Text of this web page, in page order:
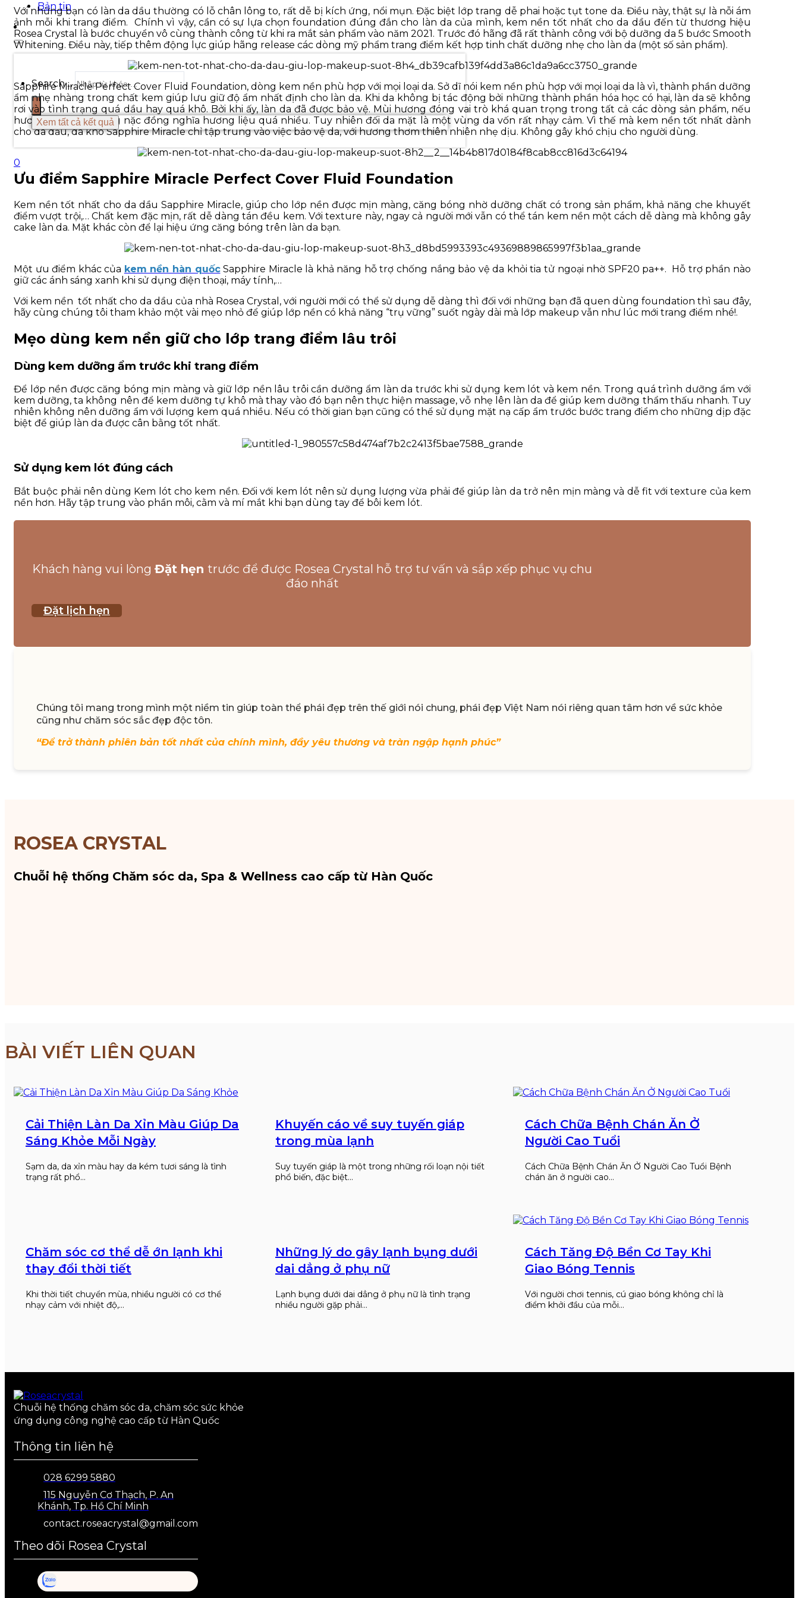
Bản tin
Search ...
Xem tất cả kết quả
0
Với những bạn có làn da dầu thường có lỗ chân lông to, rất dễ bị kích ứng, nổi mụn. Đặc biệt lớp trang dễ phai hoặc tụt tone da. Điều này, thật sự là nỗi ám
ảnh mỗi khi trang điểm. Chính vì vậy, cần có sự lựa chọn foundation đúng đắn cho làn da của mình, kem nền tốt nhất cho da dầu đến từ thương hiệu
Rosea Crystal là bước chuyển vô cùng thành công từ khi ra mắt sản phẩm vào năm 2021. Trước đó hãng đã rất thành công với bộ dưỡng da 5 bước Smooth
Whitening. Điều này, tiếp thêm động lực giúp hãng release các dòng mỹ phẩm trang điểm kết hợp tinh chất dưỡng nhẹ cho làn da (một số sản phẩm).
Sapphire Miracle Perfect Cover Fluid Foundation, dòng kem nền phù hợp với mọi loại da. Sở dĩ nói kem nền phù hợp với mọi loại da là vì, thành phần dưỡng
ẩm nhẹ nhàng trong chất kem giúp lưu giữ độ ẩm nhất định cho làn da. Khi da không bị tác động bởi những thành phần hóa học có hại, làn da sẽ không
rơi vào tình trạng quá dầu hay quá khô. Bởi khi ấy, làn da đã được bảo vệ. Mùi hương đóng vai trò khá quan trọng trong tất cả các dòng sản phẩm, nếu
hương quá đậm nồng nặc đồng nghĩa hương liệu quá nhiều. Tuy nhiên đối da mặt là một vùng da vốn rất nhạy cảm. Vì thế mà kem nền tốt nhất dành
cho da dầu, da khô Sapphire Miracle chỉ tập trung vào việc bảo vệ da, với hương thơm thiên nhiên nhẹ dịu. Không gây khó chịu cho người dùng.
Ưu điểm Sapphire Miracle Perfect Cover Fluid Foundation
Kem nền tốt nhất cho da dầu Sapphire Miracle, giúp cho lớp nền được mịn màng, căng bóng nhờ dưỡng chất có trong sản phẩm, khả năng che khuyết
điểm vượt trội,… Chất kem đặc mịn, rất dễ dàng tán đều kem. Với texture này, ngay cả người mới vẫn có thể tán kem nền một cách dễ dàng mà không gây
cake làn da. Mặt khác còn để lại hiệu ứng căng bóng trên làn da bạn.
Một ưu điểm khác của kem nền hàn quốcSapphire Miracle là khả năng hỗ trợ chống nắng bảo vệ da khỏi tia tử ngoại nhờ SPF20 pa++. Hỗ trợ phần nào
giữ các ánh sáng xanh khi sử dụng điện thoại, máy tính,…
Với kem nền tốt nhất cho da dầu của nhà Rosea Crystal, với người mới có thể sử dụng dễ dàng thì đối với những bạn đã quen dùng foundation thì sau đây,
hãy cùng chúng tôi tham khảo một vài mẹo nhỏ để giúp lớp nền có khả năng “trụ vững” suốt ngày dài mà lớp makeup vẫn như lúc mới trang điểm nhé!.
Mẹo dùng kem nền giữ cho lớp trang điểm lâu trôi
Dùng kem dưỡng ẩm trước khi trang điểm
Để lớp nền được căng bóng mịn màng và giữ lớp nền lâu trôi cần dưỡng ẩm làn da trước khi sử dụng kem lót và kem nền. Trong quá trình dưỡng ẩm với
kem dưỡng, ta không nên để kem dưỡng tự khô mà thay vào đó bạn nên thực hiện massage, vỗ nhẹ lên làn da để giúp kem dưỡng thẩm thấu nhanh. Tuy
nhiên không nên dưỡng ẩm với lượng kem quá nhiều. Nếu có thời gian bạn cũng có thể sử dụng mặt nạ cấp ẩm trước bước trang điểm cho những dịp đặc
biệt để giúp làn da được cân bằng tốt nhất.
Sử dụng kem lót đúng cách
Bắt buộc phải nên dùng Kem lót cho kem nền. Đối với kem lót nên sử dụng lượng vừa phải để giúp làn da trở nên mịn màng và dễ fit với texture của kem
nền hơn. Hãy tập trung vào phần môi, cằm và mí mắt khi bạn dùng tay để bôi kem lót.
Khách hàng vui lòng Đặt hẹn trước để được Rosea Crystal hỗ trợ tư vấn và sắp xếp phục vụ chu
đáo nhất
Đặt lịch hẹn
Chúng tôi mang trong mình một niềm tin giúp toàn thể phái đẹp trên thế giới nói chung, phái đẹp Việt Nam nói riêng quan tâm hơn về sức khỏe
cũng như chăm sóc sắc đẹp độc tôn.
“Để trở thành phiên bản tốt nhất của chính mình, đầy yêu thương và tràn ngập hạnh phúc”
ROSEA CRYSTAL
Chuỗi hệ thống Chăm sóc da, Spa & Wellness cao cấp từ Hàn Quốc
BÀI VIẾT LIÊN QUAN
Cải Thiện Làn Da Xỉn Màu Giúp Da
Sáng Khỏe Mỗi Ngày
Sạm da, da xỉn màu hay da kém tươi sáng là tình
trạng rất phổ…
Khuyến cáo về suy tuyến giáp
trong mùa lạnh
Suy tuyến giáp là một trong những rối loạn nội tiết
phổ biến, đặc biệt…
Cách Chữa Bệnh Chán Ăn Ở
Người Cao Tuổi
Cách Chữa Bệnh Chán Ăn Ở Người Cao Tuổi Bệnh
chán ăn ở người cao…
Chăm sóc cơ thể dễ ớn lạnh khi
thay đổi thời tiết
Khi thời tiết chuyển mùa, nhiều người có cơ thể
nhạy cảm với nhiệt độ,…
Những lý do gây lạnh bụng dưới
dai dẳng ở phụ nữ
Lạnh bụng dưới dai dẳng ở phụ nữ là tình trạng
nhiều người gặp phải…
Cách Tăng Độ Bền Cơ Tay Khi
Giao Bóng Tennis
Với người chơi tennis, cú giao bóng không chỉ là
điểm khởi đầu của mỗi…
Chuỗi hệ thống chăm sóc da, chăm sóc sức khỏe
ứng dụng công nghệ cao cấp từ Hàn Quốc
Thông tin liên hệ
028 6299 5880
115 Nguyễn Cơ Thạch, P. An
Khánh, Tp. Hồ Chí Minh
contact.roseacrystal@gmail.com
Theo dõi Rosea Crystal